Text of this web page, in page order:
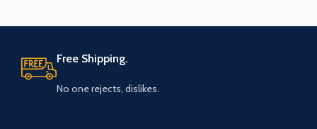
Free Shipping.
No one rejects, dislikes.